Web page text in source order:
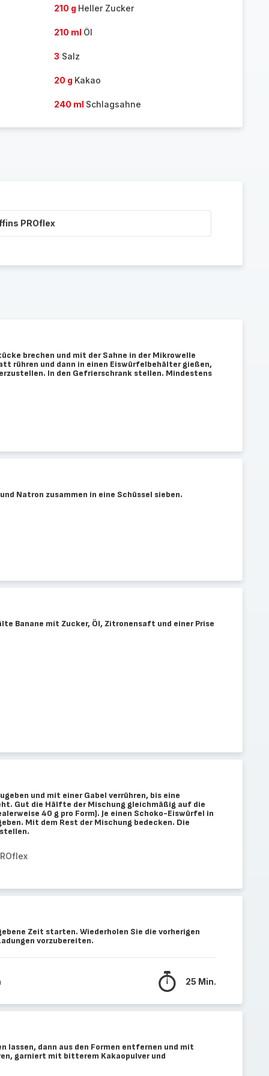
210 g Heller Zucker
210 ml Öl
3 Salz
20 g Kakao
240 ml Schlagsahne
PROflex
brechen und mit der Sahne in der Mikrowelle
rühren und dann in einen Eiswürfelbehälter gießen,
In den Gefrierschrank stellen. Mindestens
Natron zusammen in eine Schüssel sieben.
Banane mit Zucker, Öl, Zitronensaft und einer Prise
und mit einer Gabel verrühren, bis eine
Gut die Hälfte der Mischung gleichmäßig auf die
40 g pro Form). Je einen Schoko-Eiswürfel in
Mit dem Rest der Mischung bedecken. Die
Zeit starten. Wiederholen Sie die vorherigen
vorzubereiten.
25 Min.
lassen, dann aus den Formen entfernen und mit
garniert mit bitterem Kakaopulver und